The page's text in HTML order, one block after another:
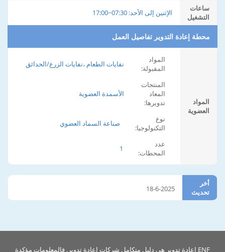
ساعات
التشغيل
الإثنين إلى الأحد: 07:30~17:00
محطة إعادة التدوير تفاصيل العمل
المواد
العضوية
المواد
المقبولة:
نفايات الطعام ،نفايات الزرع/الحدائق
المنتجات
المعاد
تدويرها:
الأسمدة العضوية
نوع
التكنولوجيا:
صناعة السماد العضوي
عدد
المحطات:
1
أخر
تحديث
18-6-2025
ENF إعادة تدوير هي دليل متكامل شركات إعادة تدوير. فالمعلومات مؤكدة